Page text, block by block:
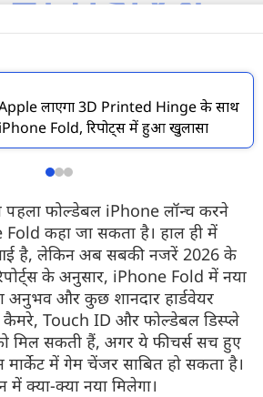
लाएगा 3D Printed Hinge के साथ
iPhone Fold, रिपोर्ट्स में हुआ खुलासा
पहला फोल्डेबल iPhone लॉन्च करने
Fold कहा जा सकता है। हाल ही में
है, लेकिन अब सबकी नजरें 2026 के
के अनुसार, iPhone Fold में नया
अनुभव और कुछ शानदार हार्डवेयर
कैमरे, Touch ID और फोल्डेबल डिस्प्ले
मिल सकती हैं, अगर ये फीचर्स सच हुए
मार्केट में गेम चेंजर साबित हो सकता है।
में क्या-क्या नया मिलेगा।